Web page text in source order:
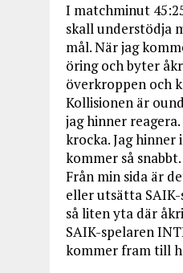
I matchminut
skall understödja
mål. När jag
öring och byter
överkroppen och
Kollisionen är
jag hinner
krocka. Jag
kommer så snabbt.
Från min sida är
eller utsätta
så liten yta där
SAIK-spelaren
kommer fram till